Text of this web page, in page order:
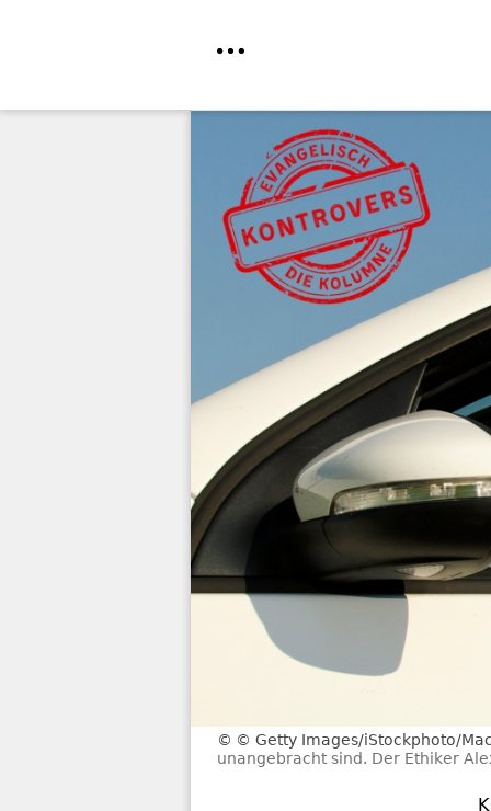
© Getty Images/iStockphoto/
unangebracht sind. Der Ethiker